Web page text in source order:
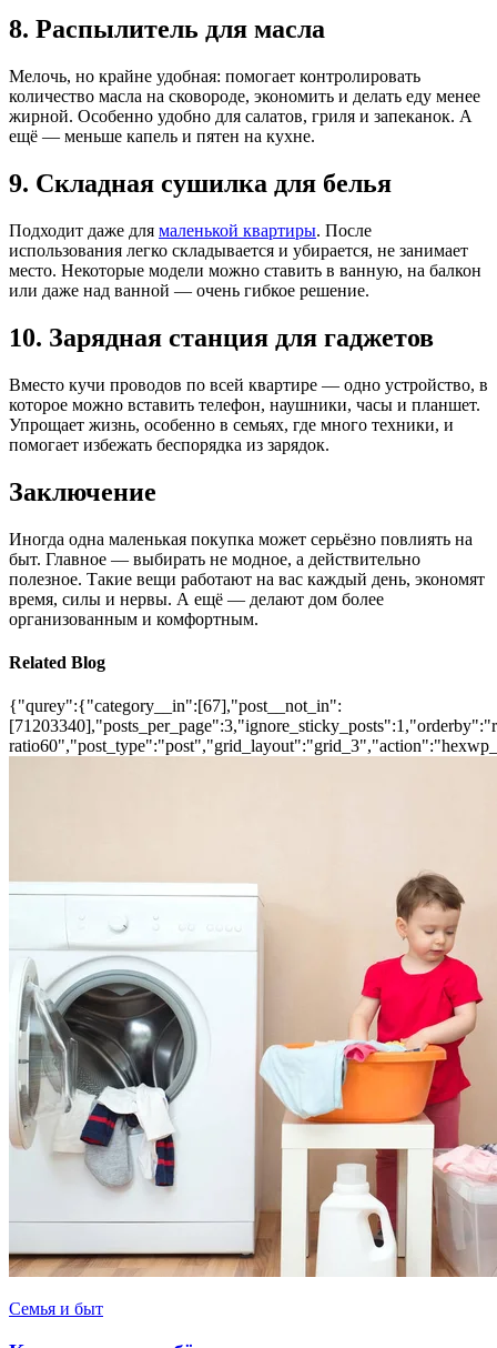
8. Распылитель для масла
Мелочь, но крайне удобная: помогает контролировать
количество масла на сковороде, экономить и делать еду менее
жирной. Особенно удобно для салатов, гриля и запеканок. А
ещё — меньше капель и пятен на кухне.
9. Складная сушилка для белья
Подходит даже для маленькой квартиры. После
использования легко складывается и убирается, не занимает
место. Некоторые модели можно ставить в ванную, на балкон
или даже над ванной — очень гибкое решение.
10. Зарядная станция для гаджетов
Вместо кучи проводов по всей квартире — одно устройство, в
которое можно вставить телефон, наушники, часы и планшет.
Упрощает жизнь, особенно в семьях, где много техники, и
помогает избежать беспорядка из зарядок.
Заключение
Иногда одна маленькая покупка может серьёзно повлиять на
быт. Главное — выбирать не модное, а действительно
полезное. Такие вещи работают на вас каждый день, экономят
время, силы и нервы. А ещё — делают дом более
организованным и комфортным.
Related Blog
{"qurey":{"category__in":[67],"post__not_in":
Семья и быт